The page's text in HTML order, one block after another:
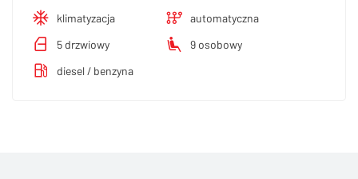
klimatyzacja
automatyczna
5 drzwiowy
9 osobowy
diesel / benzyna